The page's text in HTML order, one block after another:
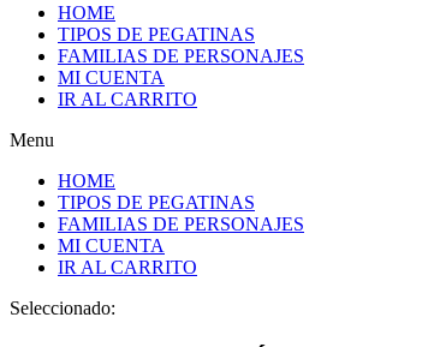
HOME
TIPOS DE PEGATINAS
FAMILIAS DE PERSONAJES
MI CUENTA
IR AL CARRITO
Menu
HOME
TIPOS DE PEGATINAS
FAMILIAS DE PERSONAJES
MI CUENTA
IR AL CARRITO
Seleccionado: